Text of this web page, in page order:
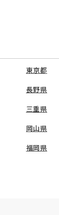
東京都
長野県
三重県
岡山県
福岡県